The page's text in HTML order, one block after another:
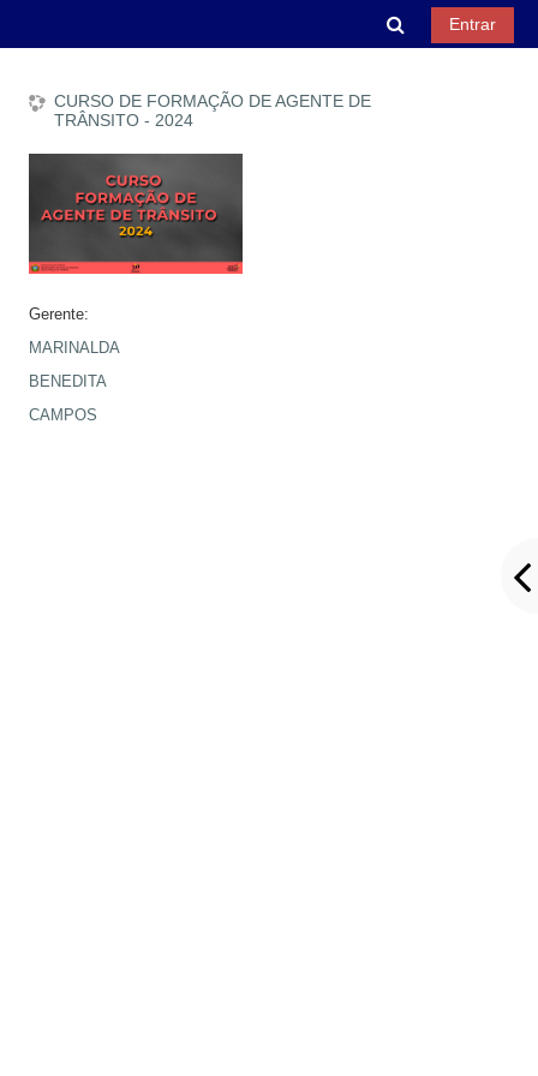
Alternar
Entrar
CURSO DE FORMAÇÃO DE AGENTE DE
TRÂNSITO - 2024
Gerente:
MARINALDA
BENEDITA
CAMPOS